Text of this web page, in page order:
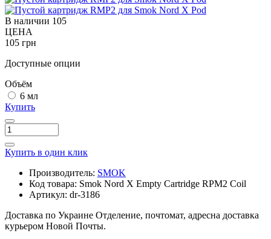
В наличии 105
ЦЕНА
105 грн
Доступные опции
Объём
6 мл
Купить
Купить в один клик
Производитель: SMOK
Код товара: Smok Nord X Empty Cartridge RPM2 Coil
Артикул: dr-3186
Доставка по Украине Отделение, почтомат, адресна доставка
курьером Новой Почты.